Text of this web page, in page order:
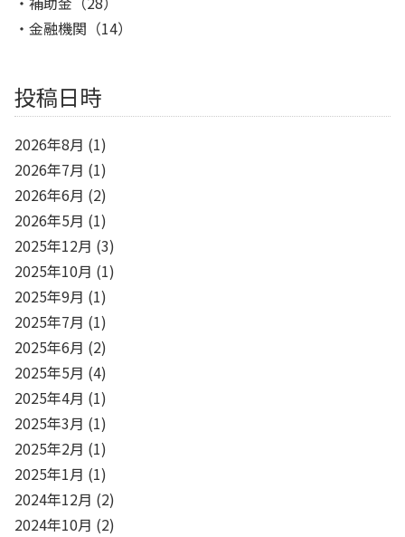
金融機関 （14）
投稿日時
2026年8月 (1)
2026年7月 (1)
2026年6月 (2)
2026年5月 (1)
2025年12月 (3)
2025年10月 (1)
2025年9月 (1)
2025年7月 (1)
2025年6月 (2)
2025年5月 (4)
2025年4月 (1)
2025年3月 (1)
2025年2月 (1)
2025年1月 (1)
2024年12月 (2)
2024年10月 (2)